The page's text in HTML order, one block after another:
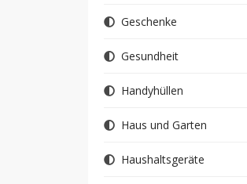
Geschenke
Gesundheit
Handyhüllen
Haus und Garten
Haushaltsgeräte